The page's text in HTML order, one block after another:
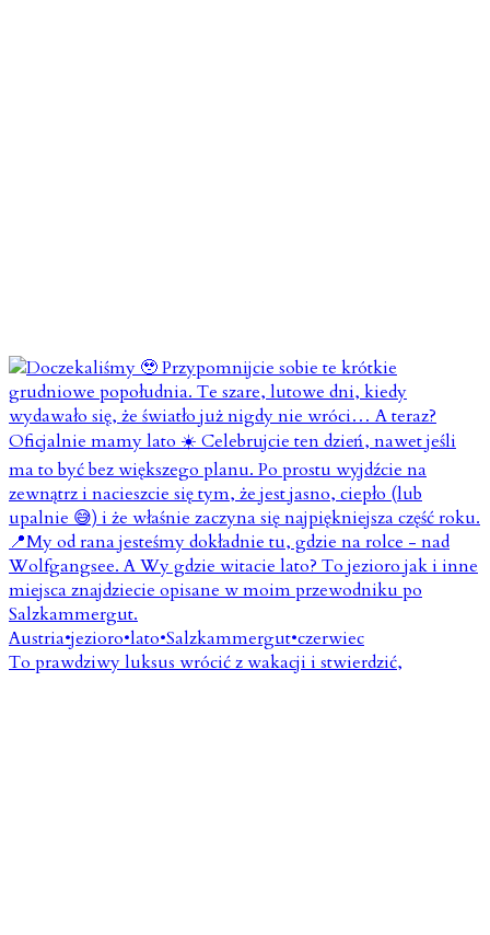
To prawdziwy luksus wrócić z wakacji i stwierdzić,